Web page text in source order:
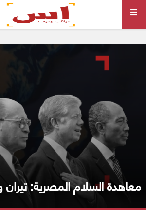
معاهدة السلام المصرية: تيران